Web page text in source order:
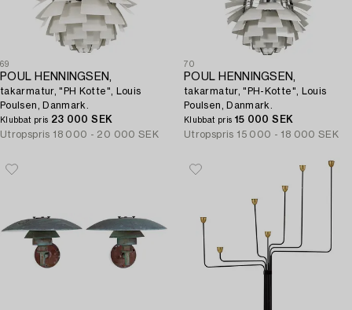
69
POUL HENNINGSEN,
takarmatur, "PH Kotte", Louis
Poulsen, Danmark.
Klubbat pris 23 000 SEK
Utropspris 18 000 - 20 000 SEK
70
POUL HENNINGSEN,
takarmatur, "PH-Kotte", Louis
Poulsen, Danmark.
Klubbat pris 15 000 SEK
Utropspris 15 000 - 18 000 SEK